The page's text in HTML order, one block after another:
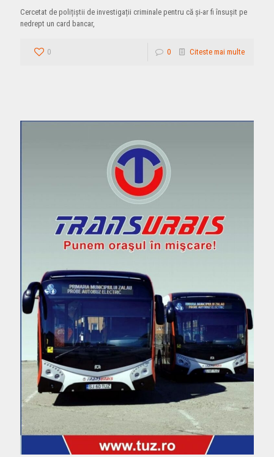
Cercetat de polițiștii de investigații criminale pentru că și-ar fi însușit pe
nedrept un card bancar,
0 0 Citeste mai multe